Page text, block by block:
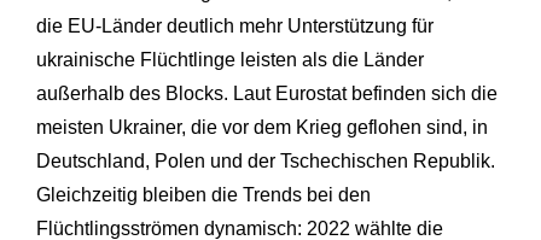
die EU-Länder deutlich mehr Unterstützung für
ukrainische Flüchtlinge leisten als die Länder
außerhalb des Blocks. Laut Eurostat befinden sich die
meisten Ukrainer, die vor dem Krieg geflohen sind, in
Deutschland, Polen und der Tschechischen Republik.
Gleichzeitig bleiben die Trends bei den
Flüchtlingsströmen dynamisch: 2022 wählte die